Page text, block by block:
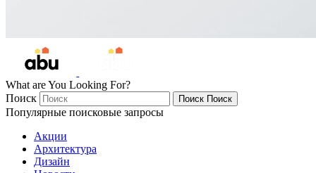
What are You Looking For?
Поиск
Поиск Поиск
Популярные поисковые запросы
Акции
Архитектура
Дизайн